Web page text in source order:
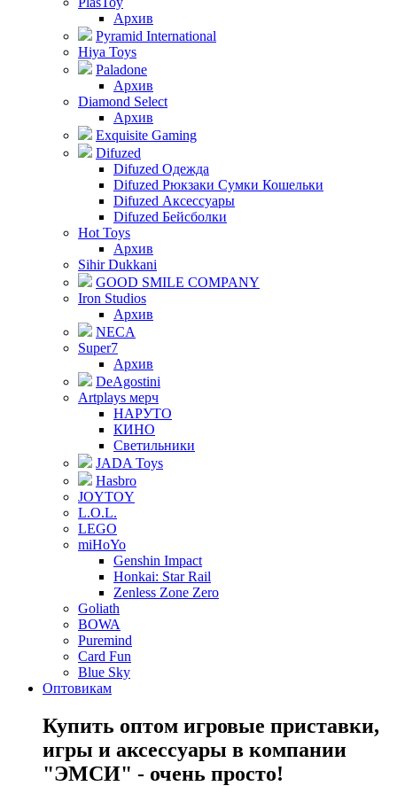
Архив
Pyramid International
Hiya Toys
Paladone
Архив
Diamond Select
Архив
Exquisite Gaming
Difuzed
Difuzed Одежда
Difuzed Рюкзаки Сумки Кошельки
Difuzed Аксессуары
Difuzed Бейсболки
Hot Toys
Архив
Sihir Dukkani
GOOD SMILE COMPANY
Iron Studios
Архив
NECA
Super7
Архив
DeAgostini
Artplays мерч
НАРУТО
КИНО
Светильники
JADA Toys
Hasbro
JOYTOY
L.O.L.
LEGO
miHoYo
Genshin Impact
Honkai: Star Rail
Zenless Zone Zero
Goliath
BOWA
Puremind
Card Fun
Blue Sky
Оптовикам
Купить оптом игровые приставки,
игры и аксессуары в компании
"ЭМСИ" - очень просто!